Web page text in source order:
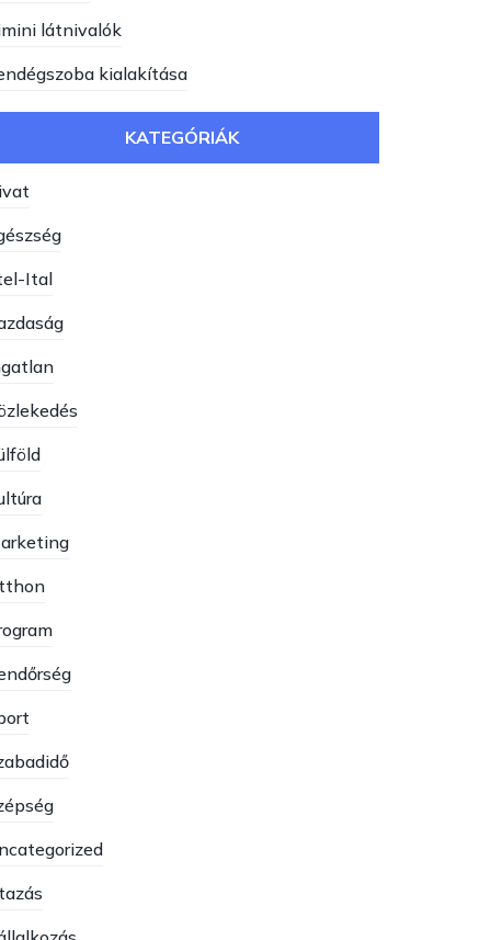
látnivalók
kialakítása
KATEGÓRIÁK
Ital